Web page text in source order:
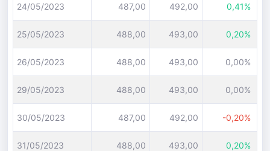
24/05/2023 487,00 492,00 0,41%
25/05/2023 488,00 493,00 0,20%
26/05/2023 488,00 493,00 0,00%
29/05/2023 488,00 493,00 0,00%
30/05/2023 487,00 492,00 -0,20%
31/05/2023 488,00 493,00 0,20%